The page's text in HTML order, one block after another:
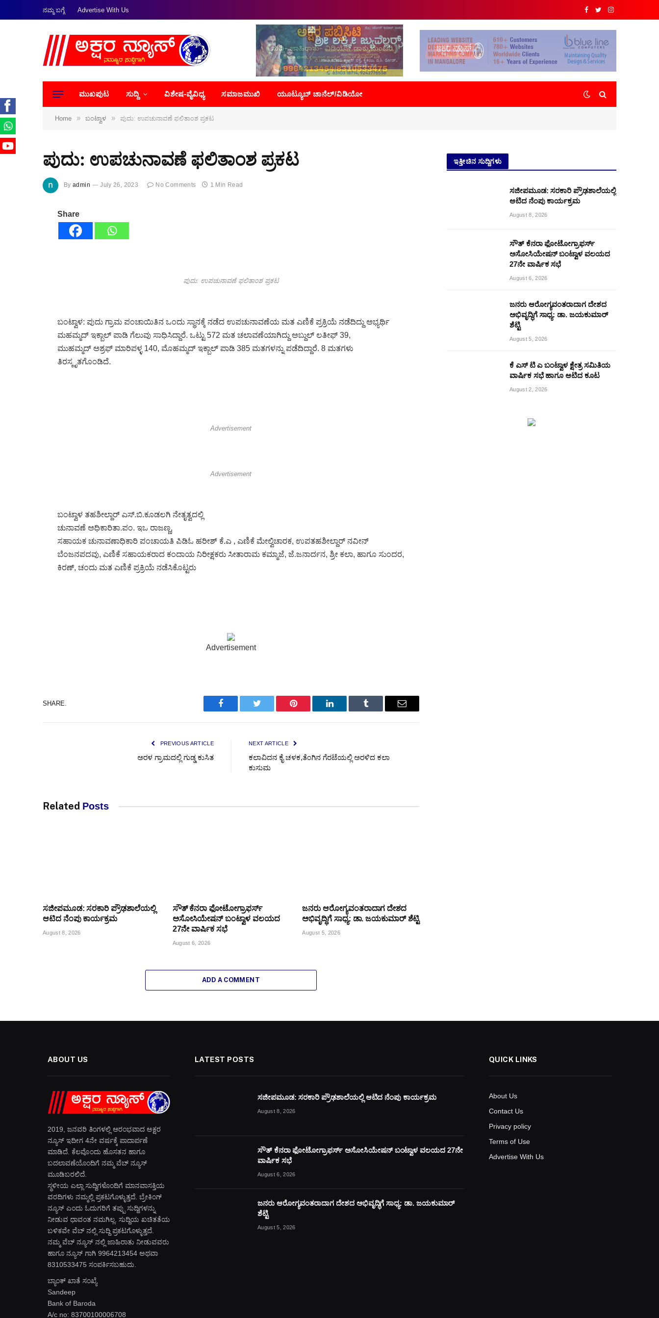
ನಮ್ಮ ಬಗ್ಗೆ Advertise With Us
Facebook
TwitterInstagram
ಮುಖಪುಟ ಸುದ್ದಿ ವಿಶೇಷ-ವೈವಿಧ್ಯ ಸಮಾಜಮುಖಿ ಯೂಟ್ಯೂಬ್ ಚಾನೆಲ್/ವಿಡಿಯೋ
Home » ಬಂಟ್ವಾಳ » ಪುದು: ಉಪಚುನಾವಣೆ ಫಲಿತಾಂಶ ಪ್ರಕಟ
ಪುದು: ಉಪಚುನಾವಣೆ ಫಲಿತಾಂಶ ಪ್ರಕಟ
By admin July 26, 2023 No Comments 1 Min Read
Share
ಪುದು: ಉಪಚುನಾವಣೆ ಫಲಿತಾಂಶ ಪ್ರಕಟ
ಬಂಟ್ವಾಳ: ಪುದು ಗ್ರಾಮ ಪಂಚಾಯಿತಿನ ಒಂದು ಸ್ಥಾನಕ್ಕೆ ನಡೆದ ಉಪಚುನಾವಣೆಯ ಮತ ಎಣಿಕೆ ಪ್ರಕ್ರಿಯೆ ನಡೆದಿದ್ದು ಅಭ್ಯರ್ಥಿ
ಮಹಮ್ಮದ್ ಇಕ್ಬಾಲ್ ಪಾಡಿ ಗೆಲುವು ಸಾಧಿಸಿದ್ದಾರೆ. ಒಟ್ಟು 572 ಮತ ಚಲಾವಣೆಯಾಗಿದ್ದು ಅಬ್ದುಲ್ ಲತೀಫ್ 39,
ಮುಹಮ್ಮದ್ ಅಶ್ರಫ್ ಮಾರಿಪಳ್ಳ 140, ಮೊಹಮ್ಮದ್ ಇಕ್ಬಾಲ್ ಪಾಡಿ 385 ಮತಗಳನ್ನು ಪಡೆದಿದ್ದಾರೆ. 8 ಮತಗಳು
ತಿರಸ್ಕೃತಗೊಂಡಿದೆ.
Advertisement
Advertisement
ಬಂಟ್ವಾಳ ತಹಶೀಲ್ದಾರ್ ಎಸ್.ಬಿ.ಕೂಡಲಗಿ ನೇತೃತ್ವದಲ್ಲಿ
ಚುನಾವಣೆ ಅಧಿಕಾರಿತಾ.ಪಂ. ಇಒ ರಾಜಣ್ಣ,
ಸಹಾಯಕ ಚುನಾವಣಾಧಿಕಾರಿ ಪಂಚಾಯತಿ ಪಿಡಿಓ ಹರೀಶ್ ಕೆ.ಎ , ಎಣಿಕೆ ಮೇಲ್ವಿಚಾರಕ, ಉಪತಹಶೀಲ್ದಾರ್ ನವೀನ್
ಬೆಂಜನಪದವು, ಎಣಿಕೆ ಸಹಾಯಕರಾದ ಕಂದಾಯ ನಿರೀಕ್ಷಕರು ಸೀತಾರಾಮ ಕಮ್ಮಾಜೆ, ಜೆ.ಜನಾರ್ದನ, ಶ್ರೀ ಕಲಾ, ಹಾಗೂ ಸುಂದರ,
ಕಿರಣ್, ಚಂದು ಮತ ಎಣಿಕೆ ಪ್ರಕ್ರಿಯೆ ನಡೆಸಿಕೊಟ್ಟರು
Advertisement
SHARE.
FacebookTwitter PinterestLinkedIn Tumblr Email
PREVIOUS ARTICLE
ಅರಳ ಗ್ರಾಮದಲ್ಲಿ ಗುಡ್ಡ ಕುಸಿತ
NEXT ARTICLE
ಕಲಾವಿದನ ಕೈ ಚಳಕ,ತೆಂಗಿನ ಗೆರಟೆಯಲ್ಲಿ ಅರಳಿದ ಕಲಾ
ಕುಸುಮ
Related Posts
ಸಜೀಪಮೂಡ: ಸರಕಾರಿ ಪ್ರೌಢಶಾಲೆಯಲ್ಲಿ
ಆಟಿದ ನೆಂಪು ಕಾರ್ಯಕ್ರಮ
August 8, 2026
ಸೌತ್ ಕೆನರಾ ಫೋಟೋಗ್ರಾಫರ್ಸ್
ಅಸೋಸಿಯೇಷನ್ ಬಂಟ್ವಾಳ ವಲಯದ
27ನೇ ವಾರ್ಷಿಕ ಸಭೆ
August 6, 2026
ಜನರು ಆರೋಗ್ಯವಂತರಾದಾಗ ದೇಶದ
ಅಭಿವೃದ್ಧಿಗೆ ಸಾಧ್ಯ: ಡಾ. ಜಯಕುಮಾರ್ ಶೆಟ್ಟಿ
August 5, 2026
ADD A COMMENT
ಇತ್ತೀಚಿನ ಸುದ್ದಿಗಳು
ಸಜೀಪಮೂಡ: ಸರಕಾರಿ ಪ್ರೌಢಶಾಲೆಯಲ್ಲಿ
ಆಟಿದ ನೆಂಪು ಕಾರ್ಯಕ್ರಮ
August 8, 2026
ಸೌತ್ ಕೆನರಾ ಫೋಟೋಗ್ರಾಫರ್ಸ್
ಅಸೋಸಿಯೇಷನ್ ಬಂಟ್ವಾಳ ವಲಯದ
27ನೇ ವಾರ್ಷಿಕ ಸಭೆ
August 6, 2026
ಜನರು ಆರೋಗ್ಯವಂತರಾದಾಗ ದೇಶದ
ಅಭಿವೃದ್ಧಿಗೆ ಸಾಧ್ಯ: ಡಾ. ಜಯಕುಮಾರ್
ಶೆಟ್ಟಿ
August 5, 2026
ಕೆ ಎಸ್ ಟಿ ಎ ಬಂಟ್ವಾಳ ಕ್ಷೇತ್ರ ಸಮಿತಿಯ
ವಾರ್ಷಿಕ ಸಭೆ ಹಾಗೂ ಆಟಿದ ಕೂಟ
August 2, 2026
ABOUT US
2019, ಜನವರಿ‌ ತಿಂಗಳಲ್ಲಿ ಆರಂಭವಾದ ಅಕ್ಷರ
ನ್ಯೂಸ್ ಇದೀಗ 4ನೇ ವರ್ಷಕ್ಕೆ ಪಾದಾರ್ಪಣೆ
ಮಾಡಿದೆ. ಕೆಲವೊಂದು ಹೊಸತನ ಹಾಗೂ
ಬದಲಾವಣೆಯೊಂದಿಗೆ ನಮ್ಮ ವೆಬ್ ನ್ಯೂಸ್
ಮೂಡಿಬರಲಿದೆ.
ಸ್ಥಳೀಯ ಎಲ್ಲಾ ಸುದ್ದಿಗಳೊಂದಿಗೆ ಮಾನವಾಸಕ್ತಿಯ
ವರದಿಗಳು ನಮ್ಮಲ್ಲಿ ಪ್ರಕಟಗೊಳ್ಳುತ್ತದೆ. ಬ್ರೇಕಿಂಗ್
ನ್ಯೂಸ್ ಎಂದು ಓದುಗರಿಗೆ ತಪ್ಪು ಸುದ್ದಿಗಳನ್ನು
ನೀಡುವ ಧಾವಂತ ನಮಗಿಲ್ಲ. ಸುದ್ದಿಯ ಖಚಿತತೆಯ
ಬಳಿಕವೇ ವೆಬ್ ನಲ್ಲಿ ಸುದ್ದಿ ಪ್ರಕಟಗೊಳ್ಳುತ್ತದೆ.
ನಮ್ಮ ವೆಬ್ ನ್ಯೂಸ್ ನಲ್ಲಿ ಜಾಹಿರಾತು ನೀಡುವವರು
ಹಾಗೂ ನ್ಯೂಸ್ ಗಾಗಿ 9964213454 ಅಥವಾ
8310533475 ಸಂಪರ್ಕಿಸಬಹುದು.
ಬ್ಯಾಂಕ್ ಖಾತೆ ಸಂಖ್ಯೆ
Sandeep
Bank of Baroda
A/c no: 83700100006708
LATEST POSTS
ಸಜೀಪಮೂಡ: ಸರಕಾರಿ ಪ್ರೌಢಶಾಲೆಯಲ್ಲಿ ಆಟಿದ ನೆಂಪು ಕಾರ್ಯಕ್ರಮ
August 8, 2026
ಸೌತ್ ಕೆನರಾ ಫೋಟೋಗ್ರಾಫರ್ಸ್ ಅಸೋಸಿಯೇಷನ್ ಬಂಟ್ವಾಳ ವಲಯದ 27ನೇ
ವಾರ್ಷಿಕ ಸಭೆ
August 6, 2026
ಜನರು ಆರೋಗ್ಯವಂತರಾದಾಗ ದೇಶದ ಅಭಿವೃದ್ಧಿಗೆ ಸಾಧ್ಯ: ಡಾ. ಜಯಕುಮಾರ್
ಶೆಟ್ಟಿ
August 5, 2026
QUICK LINKS
About Us
Contact Us
Privacy policy
Terms of Use
Advertise With Us